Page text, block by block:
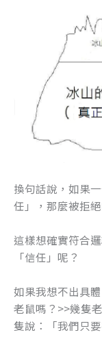
換句話說，如果
任」，那麼被拒
這樣想確實符合
「信任」呢？
如果我想不出具
老鼠嗎？>>幾隻
隻說：「我們只